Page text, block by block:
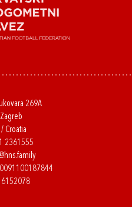
269A
Croatia
2361555